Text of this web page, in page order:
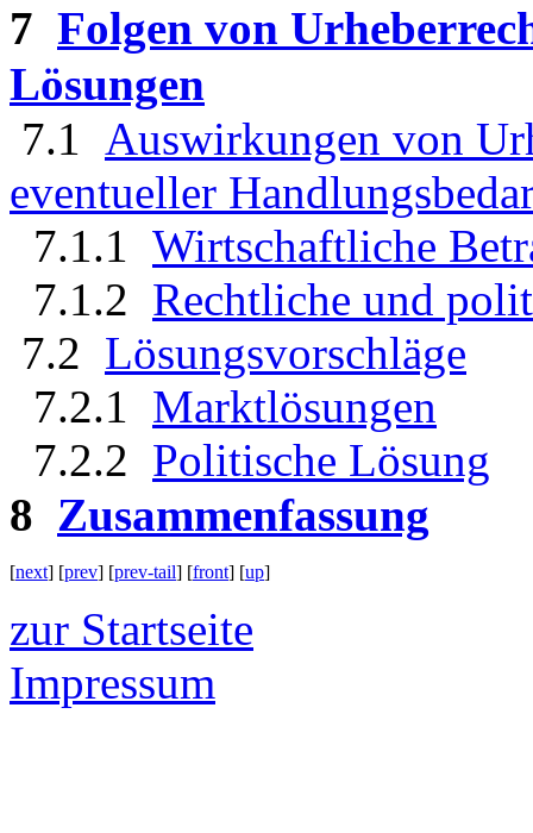
7 Folgen von
Lösungen
7.1 Auswirkungen von
eventueller
7.1.1 Wirtschaftliche
7.1.2 Rechtliche und
7.2 Lösungsvorschläge
7.2.1 Marktlösungen
7.2.2 Politische Lösung
8 Zusammenfassung
[next] [prev] [prev-tail] [front] [up]
zur Startseite
Impressum